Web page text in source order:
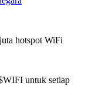
hotspot WiFi
untuk setiap